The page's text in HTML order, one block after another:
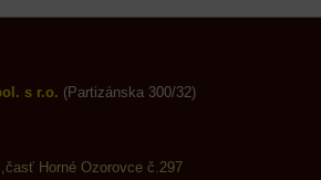
s r.o. (Partizánska 300/32)
Horné Ozorovce č.297